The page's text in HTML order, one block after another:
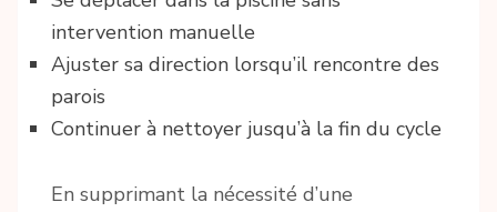
intervention manuelle
Ajuster sa direction lorsqu’il rencontre des
parois
Continuer à nettoyer jusqu’à la fin du cycle
En supprimant la nécessité d’une